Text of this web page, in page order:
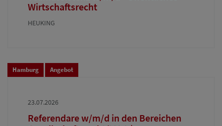
Wirtschaftsrecht
HEUKING
Hamburg Angebot
23.07.2026
Referendare w/m/d in den Bereichen